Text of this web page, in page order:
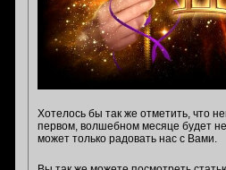
Хотелось бы так же отметить, что
первом, волшебном месяце будет не
может только радовать нас с Вами.